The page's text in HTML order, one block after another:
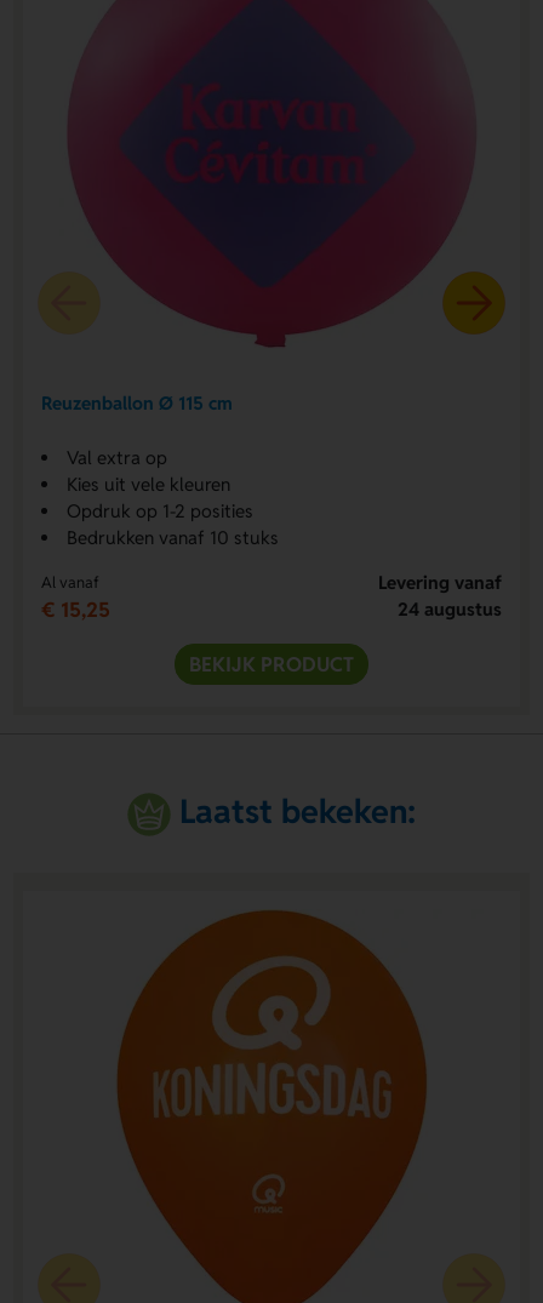
Reuzenballon Ø 115 cm
Val extra op
Kies uit vele kleuren
Opdruk op 1-2 posities
Bedrukken vanaf 10 stuks
Al vanaf
€ 15,25
Levering vanaf
24 augustus
BEKIJK PRODUCT
Laatst bekeken: